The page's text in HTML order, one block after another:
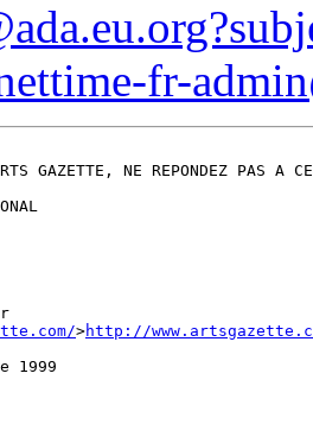
fr-
GAZETTE, NE REPONDEZ PAS A
>http://
1999